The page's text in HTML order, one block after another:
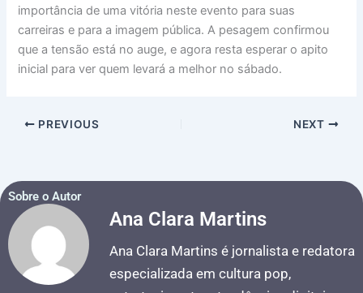
importância de uma vitória neste evento para suas
carreiras e para a imagem pública. A pesagem confirmou
que a tensão está no auge, e agora resta esperar o apito
inicial para ver quem levará a melhor no sábado.
PREVIOUS NEXT
Sobre o Autor
Ana Clara Martins
Ana Clara Martins é jornalista e redatora
especializada em cultura pop,